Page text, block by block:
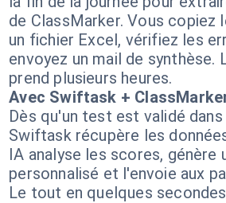
de ClassMarker. Vous copiez
un fichier Excel, vérifiez les
envoyez un mail de synthèse.
prend plusieurs heures.
Avec Swiftask +
Dès qu'un test est validé
Swiftask récupère les
IA analyse les scores, génère
personnalisé et l'envoie aux
Le tout en quelques